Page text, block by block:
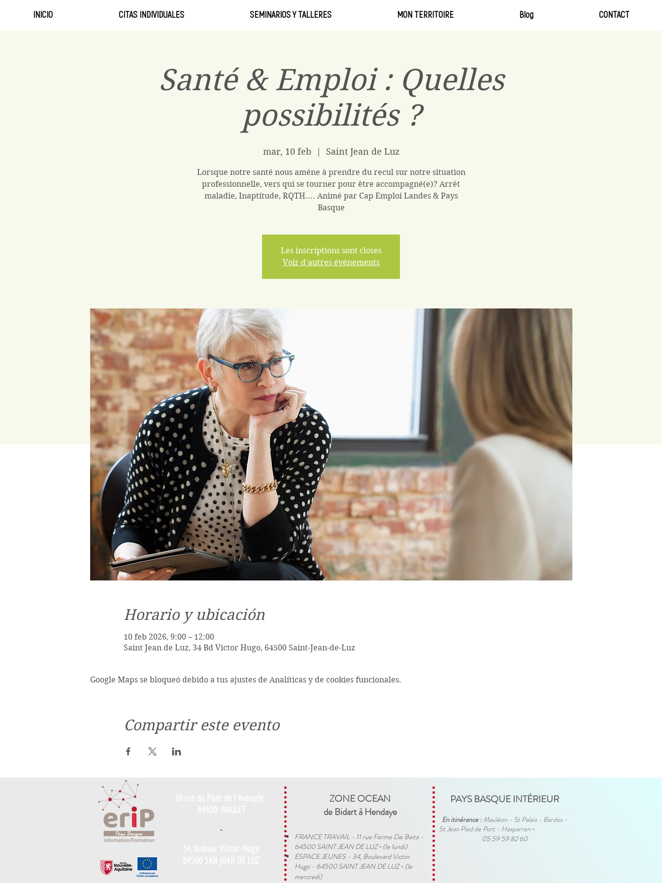
INICIO CITAS INDIVIDUALES SEMINARIOS Y TALLERES MON TERRITOIRE Blog CONTACT
Santé & Emploi : Quelles
possibilités ?
mar, 10 feb Saint Jean de Luz
Lorsque notre santé nous améne à prendre du recul sur notre situation
professionnelle, vers qui se tourner pour être accompagné(e)? Arrêt
maladie, Inaptitude, RQTH.... Animé par Cap Emploi Landes & Pays
Basque
Les inscriptions sont closes
Voir d'autres événements
Horario y ubicación
10 feb 2026, 9:00 – 12:00
Saint Jean de Luz, 34 Bd Victor Hugo, 64500 Saint-Jean-de-Luz
Google Maps se bloqueó debido a tus ajustes de Analíticas y de cookies funcionales.
Compartir este evento
-
ZONE OCEAN
de Bidart à Hendaye​
FRANCE TRAVAIL - 11 rue Ferme Dai Baita -
64500 SAINT JEAN DE LUZ​ - (le lundi)
ESPACE JEUNES - 34, Boulevard Victor
Hugo - 64500 SAINT JEAN DE LUZ- (le
mercredi)
PAYS BASQUE INTÉRIEUR
En itinérance :Mauléon - St Palais - Bardos -
St Jean Pied de Port - Hasparren -
05 59 59 82 60